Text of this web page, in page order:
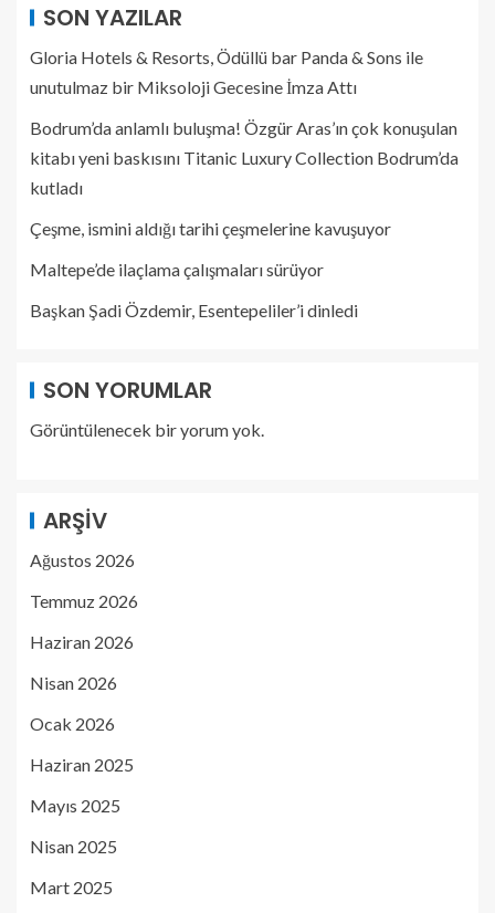
SON YAZILAR
Gloria Hotels & Resorts, Ödüllü bar Panda & Sons ile
unutulmaz bir Miksoloji Gecesine İmza Attı
Bodrum’da anlamlı buluşma! Özgür Aras’ın çok konuşulan
kitabı yeni baskısını Titanic Luxury Collection Bodrum’da
kutladı
Çeşme, ismini aldığı tarihi çeşmelerine kavuşuyor
Maltepe’de ilaçlama çalışmaları sürüyor
Başkan Şadi Özdemir, Esentepeliler’i dinledi
SON YORUMLAR
Görüntülenecek bir yorum yok.
ARŞIV
Ağustos 2026
Temmuz 2026
Haziran 2026
Nisan 2026
Ocak 2026
Haziran 2025
Mayıs 2025
Nisan 2025
Mart 2025